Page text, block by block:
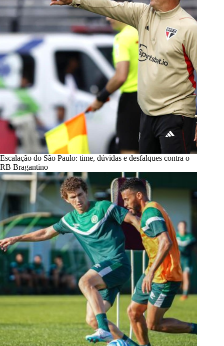
Escalação do São Paulo: time, dúvidas e desfalques contra o
RB Bragantino